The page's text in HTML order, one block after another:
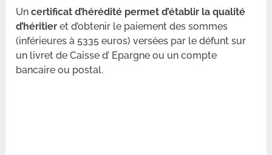
Uncertificat d’hérédité permet d’établir la qualité
d’héritier et d’obtenir le paiement des sommes
(inférieures à 5335 euros) versées par le défunt sur
un livret de Caisse d’ Epargne ou un compte
bancaire ou postal.